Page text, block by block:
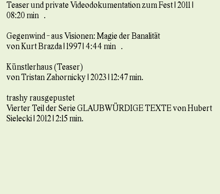
Teaser und private Videodokumentation zum Fest | 2011 |
08:20 min .
Gegenwind - aus Visionen: Magie der Banalität
von Kurt Brazda | 1997 | 4:44 min .
Künstlerhaus (Teaser)
von Tristan Zahornicky | 2023 | 12:47 min.
trashy rausgepustet
Vierter Teil der Serie GLAUBWÜRDIGE TEXTE von Hubert
Sielecki | 2012 | 2:15 min.